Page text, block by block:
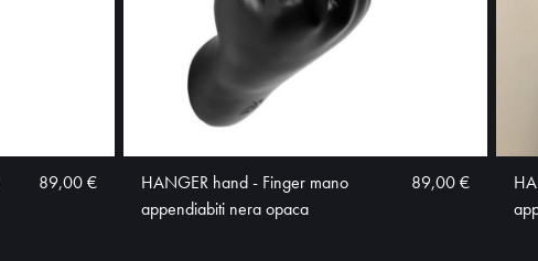
89,00 €
HANGER hand - Finger mano
appendiabiti nera opaca
89,00 €